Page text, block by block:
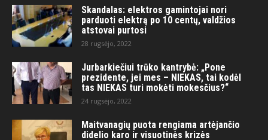
Skandalas: elektros gamintojai nori
parduoti elektrą po 10 centų, valdžios
atstovai purtosi
28 rugsėjo, 2022
Jurbarkiečiui trūko kantrybė: „Pone
prezidente, jei mes – NIEKAS, tai kodėl
tas NIEKAS turi mokėti mokesčius?“
24 rugsėjo, 2022
Maitvanagių puota rengiama artėjančio
didelio karo ir visuotinės krizės